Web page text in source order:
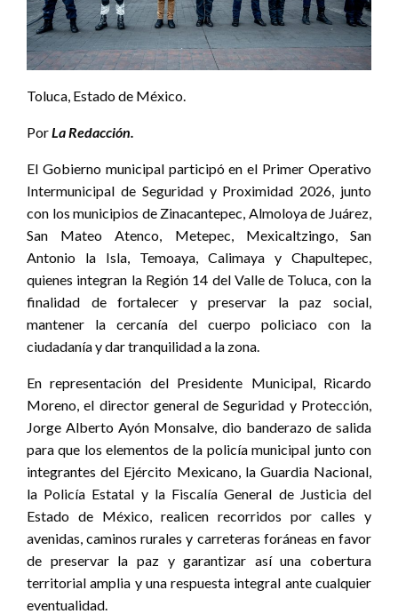
Toluca, Estado de México.
PorLa Redacción.
El Gobierno municipal participó en el Primer Operativo
Intermunicipal de Seguridad y Proximidad 2026, junto
con los municipios de Zinacantepec, Almoloya de Juárez,
San Mateo Atenco, Metepec, Mexicaltzingo, San
Antonio la Isla, Temoaya, Calimaya y Chapultepec,
quienes integran la Región 14 del Valle de Toluca, con la
finalidad de fortalecer y preservar la paz social,
mantener la cercanía del cuerpo policiaco con la
ciudadanía y dar tranquilidad a la zona.
En representación del Presidente Municipal, Ricardo
Moreno, el director general de Seguridad y Protección,
Jorge Alberto Ayón Monsalve, dio banderazo de salida
para que los elementos de la policía municipal junto con
integrantes del Ejército Mexicano, la Guardia Nacional,
la Policía Estatal y la Fiscalía General de Justicia del
Estado de México, realicen recorridos por calles y
avenidas, caminos rurales y carreteras foráneas en favor
de preservar la paz y garantizar así una cobertura
territorial amplia y una respuesta integral ante cualquier
eventualidad.